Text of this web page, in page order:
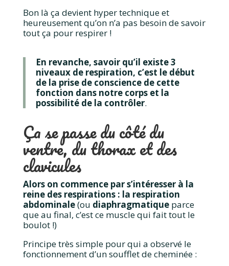
Bon là ça devient hyper technique et
heureusement qu’on n’a pas besoin de savoir
tout ça pour respirer !
En revanche, savoir qu’il existe 3
niveaux de respiration, c’est le début
de la prise de conscience de cette
fonction dans notre corps et la
possibilité de la contrôler.
Ça se passe du côté du
ventre, du thorax et des
clavicules
Alors on commence par s’intéresser à la
reine des respirations : la respiration
abdominale(ou diaphragmatiqueparce
que au final, c’est ce muscle qui fait tout le
boulot !)
Principe très simple pour qui a observé le
fonctionnement d’un soufflet de cheminée :